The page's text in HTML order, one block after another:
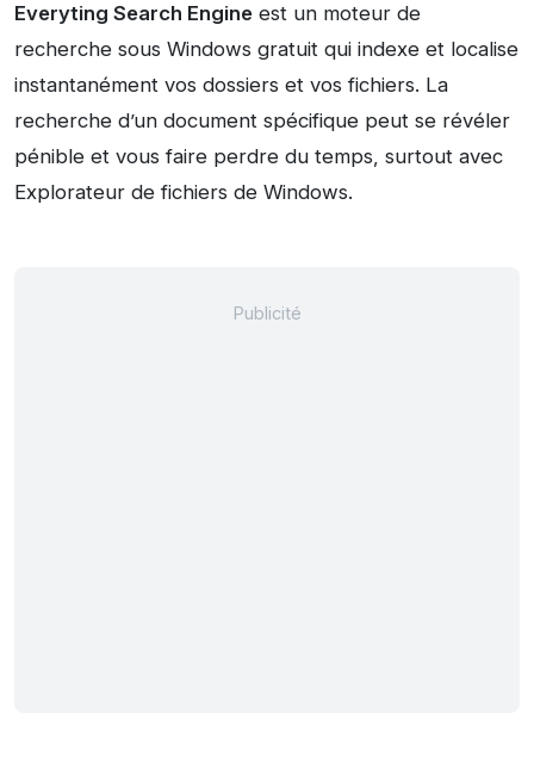
Everyting Search Engine est un moteur de
recherche sous Windows gratuit qui indexe et localise
instantanément vos dossiers et vos fichiers. La
recherche d’un document spécifique peut se révéler
pénible et vous faire perdre du temps, surtout avec
Explorateur de fichiers de Windows.